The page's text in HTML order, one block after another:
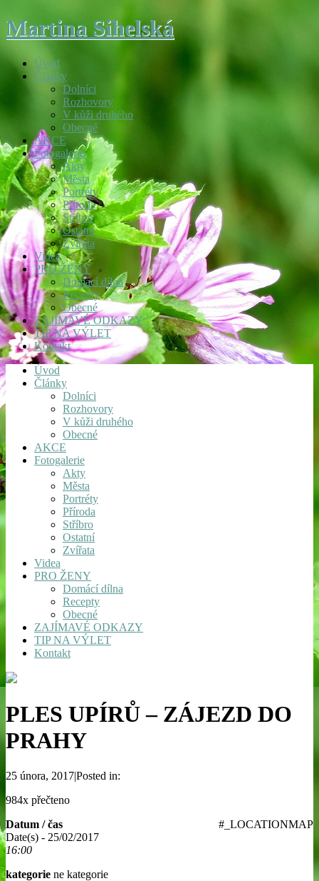
Martina Sihelská
Úvod
Články
Dolníci
Rozhovory
V kůži druhého
Obecné
AKCE
Fotogalerie
Akty
Města
Portréty
Příroda
Stříbro
Ostatní
Zvířata
Videa
PRO ŽENY
Domácí dílna
Recepty
Obecné
ZAJÍMAVÉ ODKAZY
TIP NA VÝLET
Kontakt
Úvod
Články
Dolníci
Rozhovory
V kůži druhého
Obecné
AKCE
Fotogalerie
Akty
Města
Portréty
Příroda
Stříbro
Ostatní
Zvířata
Videa
PRO ŽENY
Domácí dílna
Recepty
Obecné
ZAJÍMAVÉ ODKAZY
TIP NA VÝLET
Kontakt
PLES UPÍRŮ – ZÁJEZD DO
PRAHY
25 února, 2017|Posted in:
984x přečteno
#_LOCATIONMAP
Datum / čas
Date(s) - 25/02/2017
16:00
kategorie ne kategorie